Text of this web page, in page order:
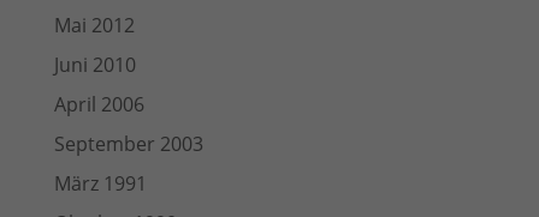
Mai 2012
Juni 2010
April 2006
September 2003
März 1991